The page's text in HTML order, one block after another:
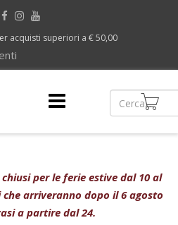
acquisti superiori a € 50,00
per le ferie estive dal 10 al
che arriveranno dopo il 6 agosto
a partire dal 24.